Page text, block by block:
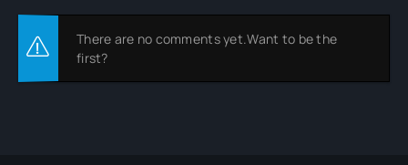
There are no comments yet.Want to be the
first?